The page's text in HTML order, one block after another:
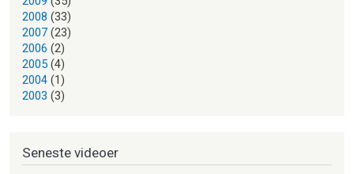
2008 (33)
2007 (23)
2006 (2)
2005 (4)
2004 (1)
2003 (3)
Seneste videoer